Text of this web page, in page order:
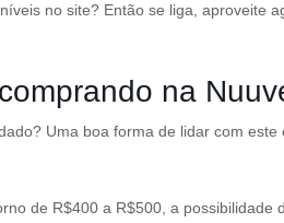
no site? Então se liga, aproveite
na
Uma boa forma de lidar com este
de R$400 a R$500, a possibilidade